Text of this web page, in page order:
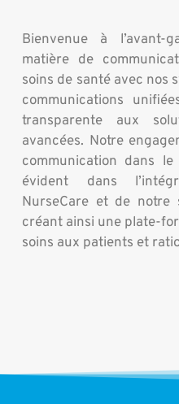
Bienvenue à l’avant-
matière de
soins de santé avec nos
communications
transparente aux
avancées. Notre
communication dans
évident dans
NurseCare et de notre
créant ainsi une plate-
soins aux patients et